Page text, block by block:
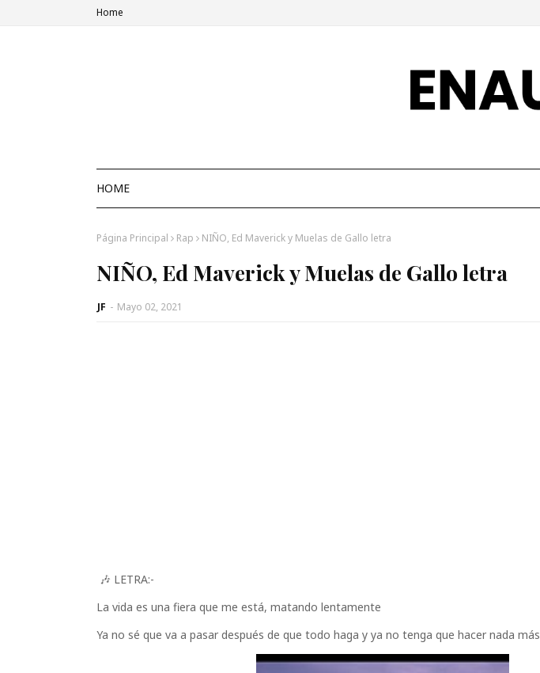
Home
HOME
Página Principal Rap NIÑO, Ed Maverick y Muelas de Gallo letra
NIÑO, Ed Maverick y Muelas de Gallo letra
JF - Mayo 02, 2021
🎶 LETRA:-
La vida es una fiera que me está, matando lentamente
Ya no sé que va a pasar después de que todo haga y ya no tenga que hacer nada más